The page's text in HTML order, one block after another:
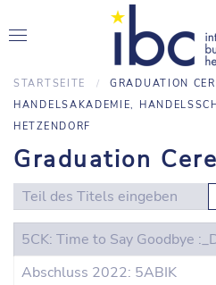
STARTSEITE
GRADUATION
HANDELSAKADEMIE,
HETZENDORF
Graduation
Teil des Titels eingeben
5CK: Time to Say Goodbye
Abschluss 2022: 5ABIK